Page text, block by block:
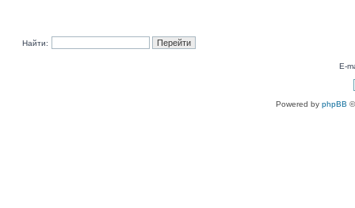
Найти:
E-
Powered by phpBB